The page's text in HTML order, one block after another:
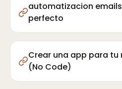
automatizacion
perfecto
Crear una app para
(No Code)